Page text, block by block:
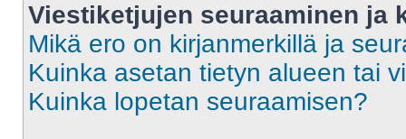
Viestiketjujen seuraaminen ja
Mikä ero on kirjanmerkillä ja
Kuinka asetan tietyn alueen tai
Kuinka lopetan seuraamisen?